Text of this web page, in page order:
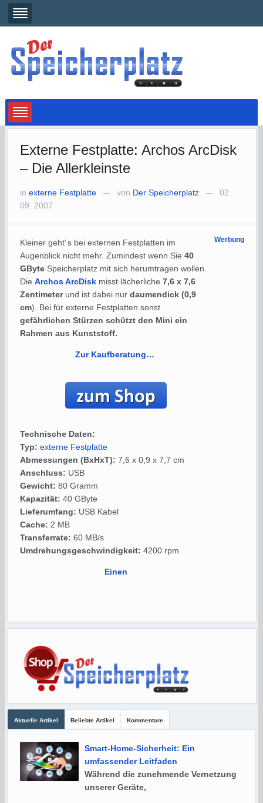
Externe Festplatte: Archos ArcDisk
– Die Allerkleinste
inexterne Festplatte — von Der Speicherplatz —
02.
09. 2007
Kleiner geht´s bei externen Festplatten im
Augenblick nicht mehr. Zumindest wenn Sie40
GByte Speicherplatz mit sich herumtragen wollen.
DieArchos ArcDisk misst lächerliche7,6 x 7,6
Zentimeterund ist dabei nurdaumendick (0,9
cm). Bei für externe Festplatten sonst
gefährlichen Stürzen schützt den Mini ein
Rahmen aus Kunststoff.
Zur Kaufberatung…
Technische Daten:
Typ: externe Festplatte
Abmessungen (BxHxT): 7,6 x 0,9 x 7,7 cm
Anschluss: USB
Gewicht: 80 Gramm
Kapazität: 40 GByte
Lieferumfang: USB Kabel
Cache: 2 MB
Transferrate: 60 MB/s
Umdrehungsgeschwindigkeit: 4200 rpm
Einen
Werbung
Aktuelle Artikel Beliebte Artikel Kommentare
Smart-Home-Sicherheit: Ein
umfassender Leitfaden
Während die zunehmende Vernetzung
unserer Geräte,